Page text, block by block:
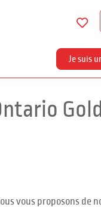
Je suis
vous proposons de